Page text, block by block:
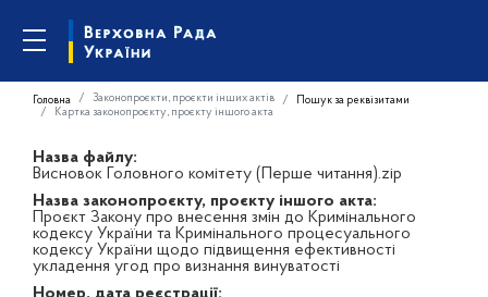
Головна Законопроєкти, проєкти інших актів
Пошук за реквізитами
Картка законопроєкту, проєкту іншого акта
Назва файлу:
Висновок Головного комітету (Перше читання).zip
Назва законопроєкту, проєкту іншого акта:
Проєкт Закону про внесення змін до Кримінального
кодексу України та Кримінального процесуального
кодексу України щодо підвищення ефективності
укладення угод про визнання винуватості